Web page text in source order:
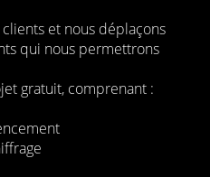
et nous déplaçons
qui nous permettrons
gratuit, comprenant :